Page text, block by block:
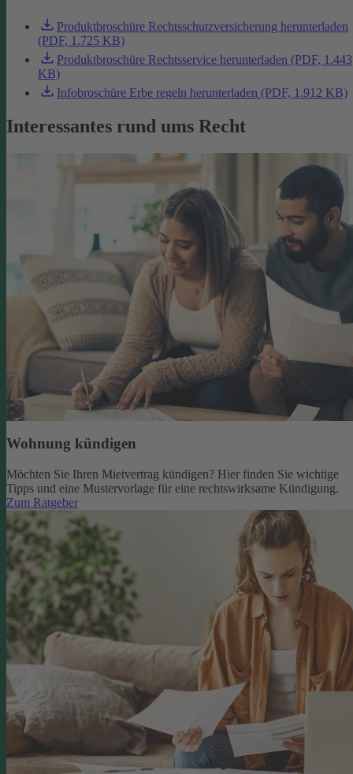
Produktbroschüre Rechtsschutzversicherung herunterladen
(PDF, 1.725 KB)
Produktbroschüre Rechtsservice herunterladen (PDF, 1.443
KB)
Infobroschüre Erbe regeln herunterladen (PDF, 1.912 KB)
Interessantes rund ums Recht
Wohnung kündigen
Möchten Sie Ihren Mietvertrag kündigen? Hier finden Sie wichtige
Tipps und eine Mustervorlage für eine rechtswirksame Kündigung.
Zum Ratgeber